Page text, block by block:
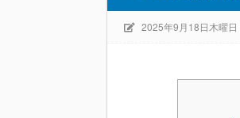
2025年9月18日木曜日